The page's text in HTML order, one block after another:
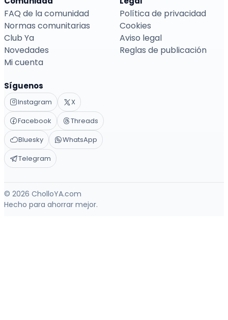
FAQ de la comunidad
Normas comunitarias
Club Ya
Novedades
Mi cuenta
Política de privacidad
Cookies
Aviso legal
Reglas de publicación
Síguenos
Instagram
X
Facebook
Threads
Bluesky
WhatsApp
Telegram
© 2026 CholloYA.com
Hecho para ahorrar mejor.